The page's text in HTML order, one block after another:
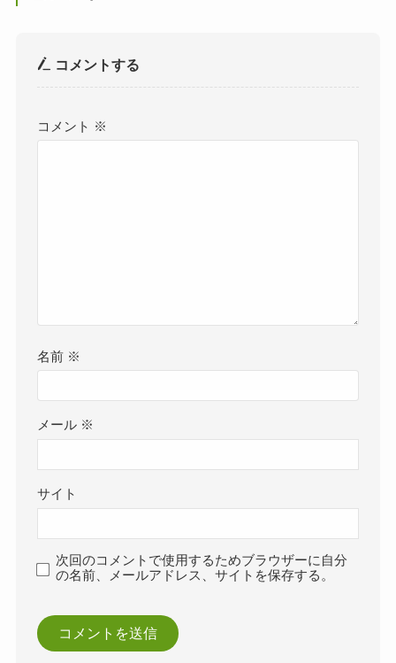
コメントする
コメント ※
名前 ※
メール ※
サイト
次回のコメントで使用するためブラウザーに自分
の名前、メールアドレス、サイトを保存する。